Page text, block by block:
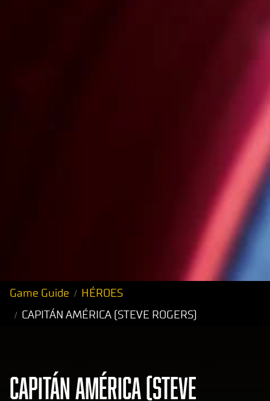
Game Guide
HÉROES
CAPITÁN AMÉRICA (STEVE ROGERS)
CAPITÁN AMÉRICA (STEVE